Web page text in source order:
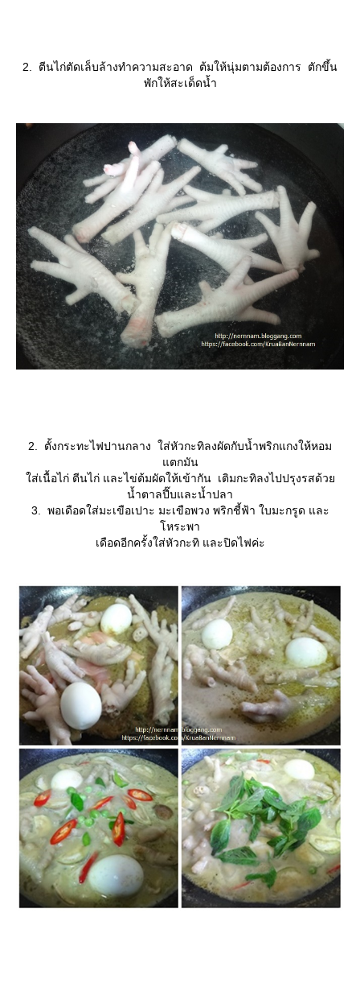
2. ตีนไก่ตัดเล็บล้างทำความสะอาด ต้มให้นุ่มตามต้องการ ตักขึ้น
พักให้สะเด็ดน้ำ
2. ตั้งกระทะไฟปานกลาง ใส่หัวกะทิลงผัดกับน้ำพริกแกงให้หอม
ตกมัน
ส่เนื้อไก่ ตีนไก่ และไข่ต้มผัดให้เข้ากัน เติมกะทิลงไปปรุงรสด้ว
น้ำตาลปี๊บและน้ำปลา
3. พอเดือดใส่มะเขือเปาะ มะเขือพวง พริกชี้ฟ้า ใบมะกรูด และ
หระพา
เดือดอีกครั้งใส่หัวกะทิ และปิดไฟค่ะ